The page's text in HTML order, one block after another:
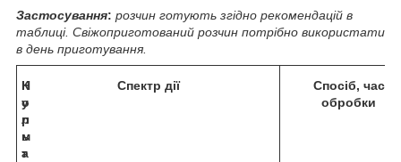
Застосування: розчин готують згідно рекомендацій в
таблиці. Свіжоприготований розчин потрібно використати
в день приготування.
К
у
л
ь
т
Н
о
р
м
а
Спектр дії
Спосіб, час
обробки